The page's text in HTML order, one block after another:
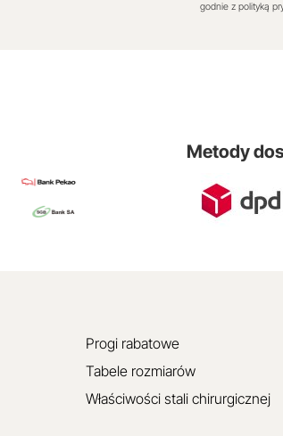
godnie z polityką
Metody
Progi rabatowe
Tabele rozmiarów
Właściwości stali chirurgicznej